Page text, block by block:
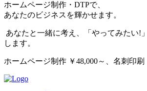
ホームページ制作・DTPで、
あなたのビジネスを輝かせます。
あなたと一緒に考え、「やってみたい!
します。
ホームページ制作 ￥48,000～、名刺印刷